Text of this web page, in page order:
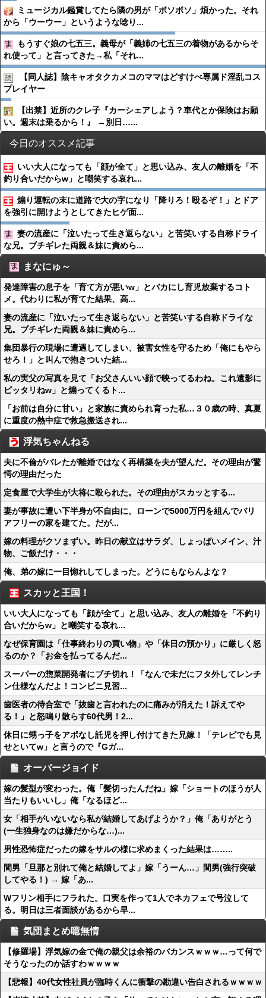
ミュージカル鑑賞してたら隣の男が「ボソボソ」煩かった。それ
から「ウーウー」というような唸り...
もうすぐ娘の七五三。義母が「義姉の七五三の着物があるからそ
れ使って」と言ってきた→私「それ...
【同人誌】陰キャオタクカメコのママはどすけべ専属ド淫乱コス
プレイヤー
【出禁】近所のクレ子『カーシェアしよう？車代とか保険はお願
い。週末は乗るから！』 →別日…...
今日のオススメ記事
いい大人になっても「顔が全て」と思い込み、友人の離婚を「不
釣り合いだからw」と嘲笑する哀れ...
煽り運転の末に道路で大の字になり「降りろ！殴るぞ！」とドア
を強引に開けようとしてきたヒゲ面...
妻の流産に「泣いたって生き返らない」と苦笑いする自称ドライ
な兄。ブチギレた両親＆妹に責めら...
まなにゅ～
発達障害の息子を「育て方が悪いw」とバカにし育児放棄するコト
メ。代わりに私が育てた結果、高...
妻の流産に「泣いたって生き返らない」と苦笑いする自称ドライな
兄。ブチギレた両親＆妹に責めら...
集団暴行の現場に遭遇してしまい、被害女性を守るため「俺にもやら
せろ！」と叫んで抱きついた結...
私の実父の写真を見て「お父さんいい顔で映ってるわね。これ遺影に
ピッタリねw」と煽ってくるト...
「お前は自分に甘い」と家族に責められ育った私…３０歳の時、真夏
に重度の熱中症で救急搬送され...
浮気ちゃんねる
夫に不倫がバレたが離婚ではなく再構築を夫が望んだ。その理由が驚
愕の理由だった
定食屋で大学生が大将に殴られた。その理由がスカッとする...
妻が事故に遭い下半身が不自由に。ローンで5000万円を組んでバリ
アフリーの家を建てた。だが...
嫁の料理がクソまずい。昨日の献立はサラダ、しょっぱいメイン、汁
物、ご飯だけ・・・
俺、弟の嫁に一目惚れしてしまった。どうにもならんよな？
スカッと王国！
いい大人になっても「顔が全て」と思い込み、友人の離婚を「不釣り
合いだからw」と嘲笑する哀れ...
なぜ保育園は「仕事終わりの買い物」や「休日の預かり」に厳しく怒
るのか？「お金を払ってるんだ...
スーパーの惣菜開発者にブチ切れ！「なんで未だにフタ外してレンチ
ン仕様なんだよ！コンビニ見習...
歯医者の待合室で「抜歯と言われたのに痛みが消えた！訴えてや
る！」と怒鳴り散らす60代男！2...
休日に甥っ子をアポなし託児を押し付けてきた兄嫁！「テレビでも見
せといてw」と言うので『Gガ...
オーバージョイド
嫁の髪型が変わった。俺「髪切ったんだね」嫁「ショートのほうが人
当たりもいいし」俺「なるほど...
女「相手がいないなら私が結婚してあげようか？」俺「ありがとう
(一生独身なのは嫌だからな…)...
男性恐怖症だったの嫁をサルの様に求めまくった結果は……..
間男「旦那と別れて俺と結婚してよ」嫁「うーん…」間男(強行突破
してやる！) → 嫁「あ...
Wフリン相手にフラれた。口実を作って1人でネカフェで号泣して
る。明日は三者面談があるから早...
気団まとめ噫無情
【修羅場】浮気嫁の金で俺の親父は余裕のバカンスｗｗｗ…って何で
そうなったのか話すわｗｗｗｗ
【悲報】40代女性社員が臨時くんに衝撃の勘違い告白されるｗｗｗｗ